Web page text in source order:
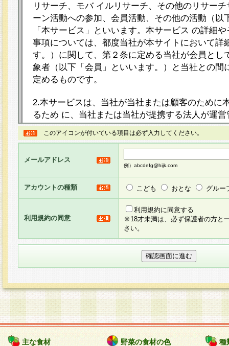
リサーチ、モバ イルリサーチ、その他のリサー
ーン活動への参加、会員活動、その他の活動（以
「本サービス」といいます。本サービス の詳細
事項については、都度当社が本サイトにおいて詳
す。）に関して、第２条に定める当社が会員とし
象者（以下「会員」といいます。）と当社との間
定めるものです。
2.本サービスは、当社が当社または顧客のために
るため に、当社または当社が提携する法人が運
ト（以下「本サイト」といいます。）上に本サー
ージを設け、会員がアンケー ト調査に回答する
し、その結果を当社が集計・分析その他の利用を
るものです。なお、本サービスは、それぞれの目
員に対して本サービスの依頼を行うこともあり、
た全ての会員に対して本サービスの依頼をすると
りま す。
3.当社は、会員の事前の承諾を得ることなく、当
方 法・手段にて、本規約を任意に制定、変更ま
きるものとします。改定後の本規約等は、本規約
に掲示したときに、その 他の諸規定については
てその効力を生じるものとします。
4.本規約は、会員登録希望者による会員登録手続
の当社による会員登録の承認が完了した時点で会
たものとみなされ、会員に対して適用されるもの
このアイコンが付いている項目は必ず入力してください。
メールアドレス
例）abcdefg@hijk.com
アカウントの種類 こども おとな グルー
利用規約の同意
利用規約に同意する
※18才未満は、必ず保護者の方と
さい。
主な食材 野菜の食材の色 種